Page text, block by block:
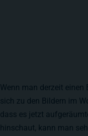
Wenn man derzeit
sich zu den Bildern im
dass es jetzt
hinschaut, kann man